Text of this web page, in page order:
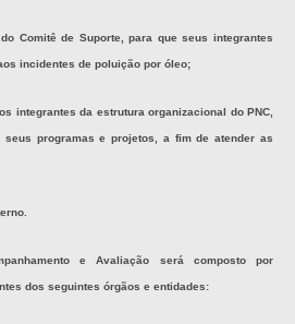
Comitê de Suporte, para que seus integrantes
incidentes de poluição por óleo;
integrantes da estrutura organizacional do PNC,
programas e projetos, a fim de atender as
e Avaliação será composto por
dos seguintes órgãos e entidades: